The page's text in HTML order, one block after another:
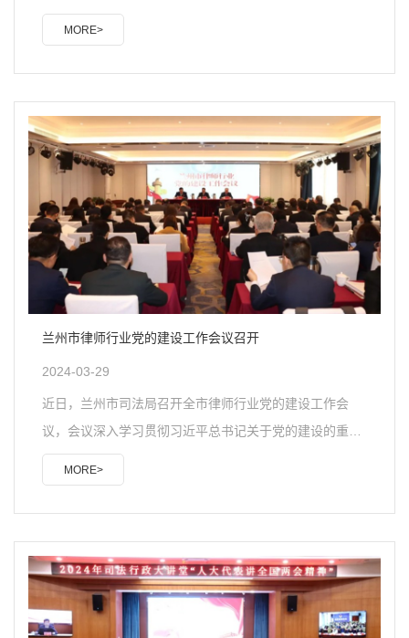
极贯彻落实甘肃省司法厅2024年全民国家安全教育日普法
宣传活动的要求，积极贯彻省律师行业党委行业党建工作
要点精神，兰州市律师协会积极组织全市律师事务所及律
师开展全民国家安全教育日普法宣传活动。甘肃锐城律师
事务所4月12日，甘肃锐城律师事务所党支部与甘肃省金
城房地产开发有限公司党支部联合开展了国家安全教育日
普法活动。北京市兰台（兰州）律师事务所2024年4月12
日下午，北京市兰台（兰州）律师事务所联系了雁..
MORE>
兰州市律师行业党的建设工作会议召开
2024-03-29
近日，兰州市司法局召开全市律师行业党的建设工作会
议，会议深入学习贯彻习近平总书记关于党的建设的重要
思想和关于律师工作的重要论述，落实全省律师行业党的
建设工作会议精神，总结成绩，交流经验，分析形势，部
署当前和今后一个时期律师行业党的建设重点任务。会议
指出近年来，全市律师行业全面贯彻党的二十大精神和习
近平法治思想，认真贯彻落实新时代党的建设总要求，积
极响应落实省委书记胡昌升、省长任振鹤致信要求和司法
部党组对律师的“五点希望”，深入开展“做党和人民满意的
MORE>